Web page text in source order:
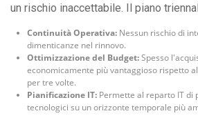
un rischio inaccettabile. Il piano
Continuità Operativa: Nessun rischio di
dimenticanze nel rinnovo.
Ottimizzazione del Budget:Spesso
economicamente più vantaggioso rispetto
per tre volte.
Pianificazione IT: Permette al reparto IT di
tecnologici su un orizzonte temporale più